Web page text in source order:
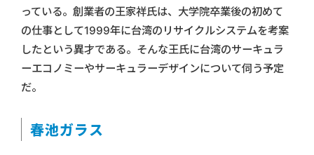
っている。創業者の王家祥氏は、大学院卒業後の初めて
の仕事として1999年に台湾のリサイクルシステムを考案
したという異才である。そんな王氏に台湾のサーキュラ
ーエコノミーやサーキュラーデザインについて伺う予定
だ。
春池ガラス